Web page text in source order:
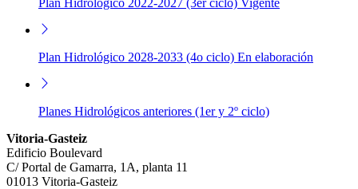
Plan Hidrológico 2028-2033 (4o ciclo) En elaboración
Planes Hidrológicos anteriores (1er y 2º ciclo)
Vitoria-Gasteiz
Edificio Boulevard
C/ Portal de Gamarra, 1A, planta 11
01013 Vitoria-Gasteiz